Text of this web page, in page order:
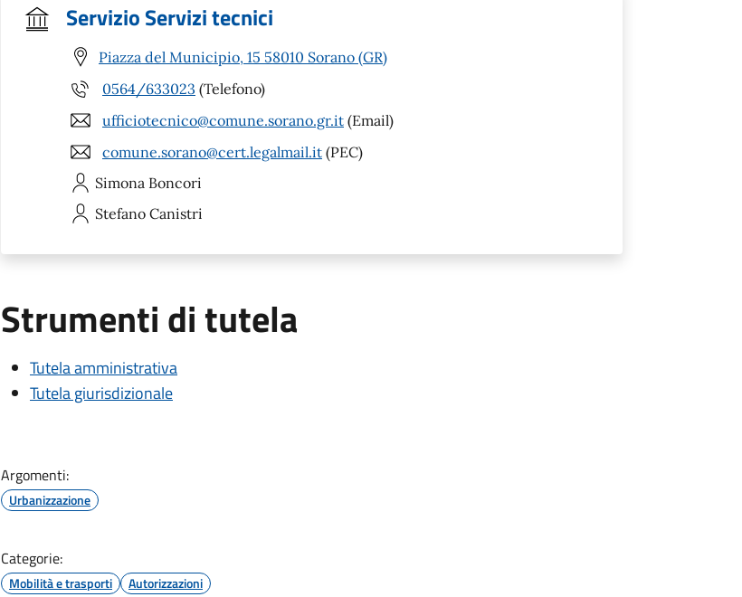
Servizio Servizi tecnici
Piazza del Municipio, 15 58010 Sorano (GR)
0564/633023 (Telefono)
ufficiotecnico@comune.sorano.gr.it (Email)
comune.sorano@cert.legalmail.it (PEC)
Simona Boncori
Stefano Canistri
Strumenti di tutela
Tutela amministrativa
Tutela giurisdizionale
Argomenti:
Urbanizzazione
Categorie:
Mobilità e trasporti Autorizzazioni